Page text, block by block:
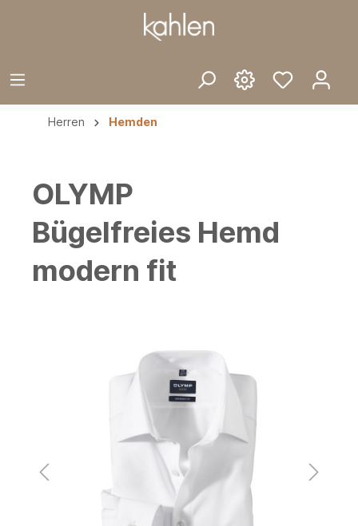
Herren Hemden
OLYMP
Bügelfreies Hemd
modern fit